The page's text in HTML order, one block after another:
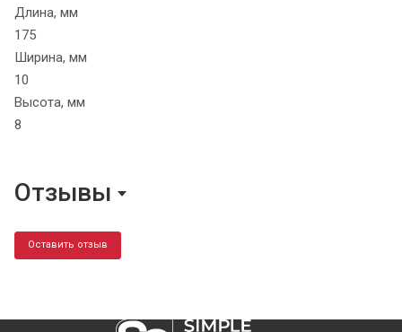
Длина, мм
175
Ширина, мм
10
Высота, мм
8
Отзывы
Оставить отзыв